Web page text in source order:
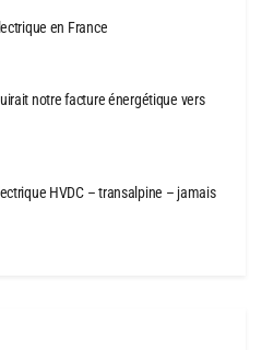
en France
notre facture énergétique vers
HVDC – transalpine – jamais